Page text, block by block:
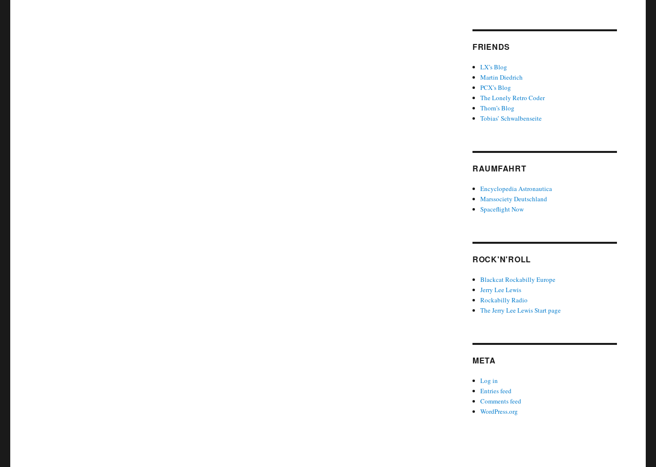
FRIENDS
LX’s Blog
Martin Diedrich
PCX’s Blog
The Lonely Retro Coder
Thorn’s Blog
Tobias’ Schwalbenseite
RAUMFAHRT
Encyclopedia Astronautica
Marssociety Deutschland
Spaceflight Now
ROCK'N'ROLL
Blackcat Rockabilly Europe
Jerry Lee Lewis
Rockabilly Radio
The Jerry Lee Lewis Start page
META
Log in
Entries feed
Comments feed
WordPress.org